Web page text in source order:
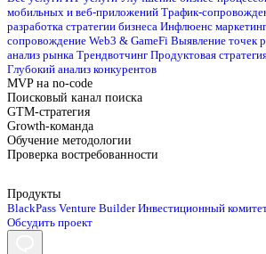
мобильных и веб-приложений Трафик-
разработка стратегии бизнеса Инфлюенс
сопровождение Web3 & GameFi Выявление точек
анализ рынка Трендвотчинг Продуктовая
Глубокий анализ конкурентов
MVP на no-code
Поисковый канал поиска
GTM-стратегия
Growth-команда
Обучение методологии
Проверка востребованности
Продукты
BlackPass Venture Builder Инвестиционный
Обсудить проект